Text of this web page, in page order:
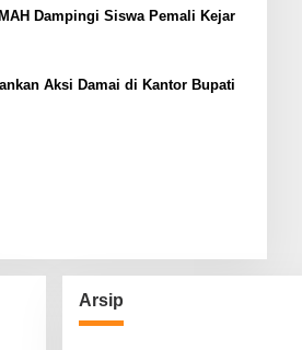
Dampingi Siswa Pemali Kejar
Aksi Damai di Kantor Bupati
Arsip